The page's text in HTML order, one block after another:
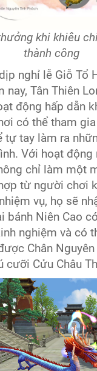
khi khiêu
thành công
nghỉ lễ Giỗ Tổ
nay, Tân Thiên
động hấp dẫn
có thể tham
tự tay làm ra
Với hoạt động
chỉ làm một
từ người chơi
vụ, họ sẽ
bánh Niên Cao
nghiệm và có
Chân
cưỡi Cửu Châu